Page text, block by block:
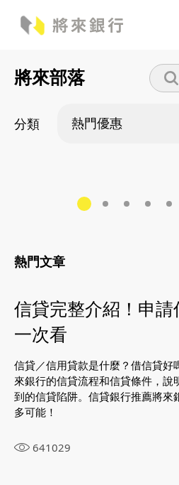
將來部落
分類
熱門文章
信貸完整介紹！申
一次看
信貸／信用貸款是什麼？借信貸好
來銀行的信貸流程和信貸條件，說
到的信貸陷阱。信貸銀行推薦將來
多可能！
641029